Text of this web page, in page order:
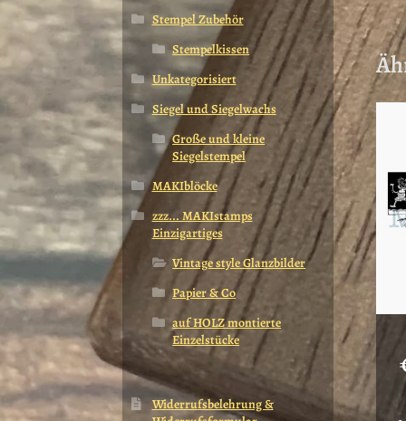
Stempel Zubehör
Stempelkissen
Unkategorisiert
Siegel und Siegelwachs
Große und kleine
Siegelstempel
MAKIblöcke
zzz... MAKIstamps
Einzigartiges
Vintage style Glanzbilder
Papier & Co
auf HOLZ montierte
Einzelstücke
Widerrufsbelehrung &